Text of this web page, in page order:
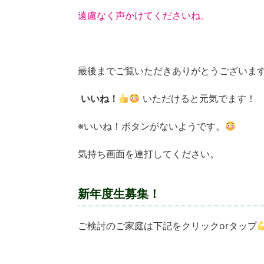
遠慮なく声かけてくださいね。
最後までご覧いただきありがとうございま
いいね！ いただけると元気でます！
※いいね！ボタンがないようです。
気持ち画面を連打してください。
新年度生募集！
ご検討のご家庭は下記をクリックorタップ